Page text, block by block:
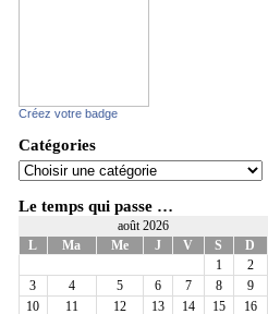
Créez votre badge
Catégories
Le temps qui passe …
août 2026
L
Ma Me J V S D
1
2
3
4 5 6 7 8
9
10
11 12 13 14 15
16